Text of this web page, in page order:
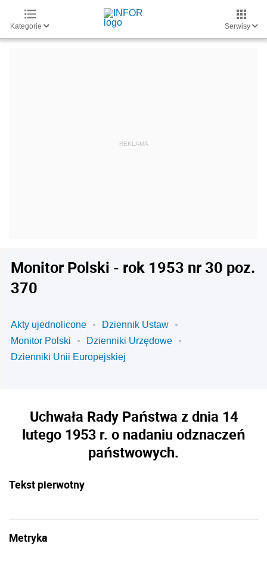
Kategorie Serwisy
Monitor Polski - rok 1953 nr 30 poz.
370
Akty ujednolicone
Dziennik Ustaw
Monitor Polski
Dzienniki Urzędowe
Dzienniki Unii Europejskiej
Uchwała Rady Państwa z dnia 14
lutego 1953 r. o nadaniu odznaczeń
państwowych.
Tekst pierwotny
Metryka